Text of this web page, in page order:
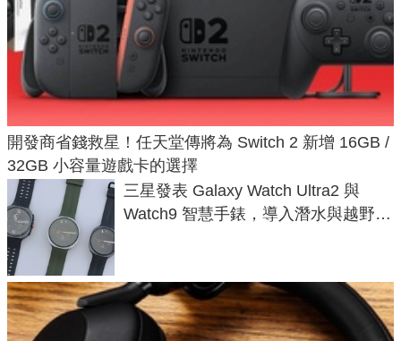
開發商省錢救星！任天堂傳將為 Switch 2 新增 16GB /
32GB 小容量遊戲卡的選擇
三星發表 Galaxy Watch Ultra2 與
Watch9 智慧手錶，導入潛水與越野跑